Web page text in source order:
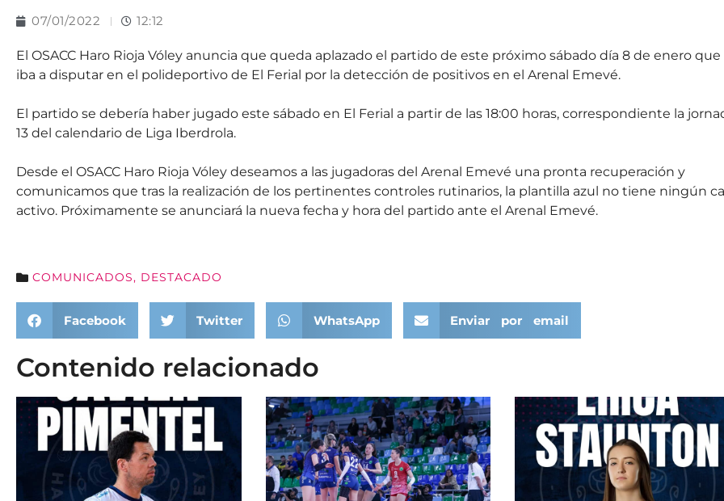
07/01/2022 12:12
El OSACC Haro Rioja Vóley anuncia que queda aplazado el partido de este próximo sábado día 8 de enero que
iba a disputar en el polideportivo de El Ferial por la detección de positivos en el Arenal Emevé.
El partido se debería haber jugado este sábado en El Ferial a partir de las 18:00 horas, correspondiente la
13 del calendario de Liga Iberdrola.
Desde el OSACC Haro Rioja Vóley deseamos a las jugadoras del Arenal Emevé una pronta recuperación y
comunicamos que tras la realización de los pertinentes controles rutinarios, la plantilla azul no tiene ningún
activo. Próximamente se anunciará la nueva fecha y hora del partido ante el Arenal Emevé.
COMUNICADOS, DESTACADO
Facebook Twitter WhatsApp Enviar por email
Contenido relacionado